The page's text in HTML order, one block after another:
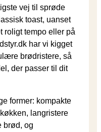
vej til sprøde
toast, uanset
roligt tempo eller på
har vi kigget
brødristere, så
der passer til dit
former: kompakte
langristere
brød, og